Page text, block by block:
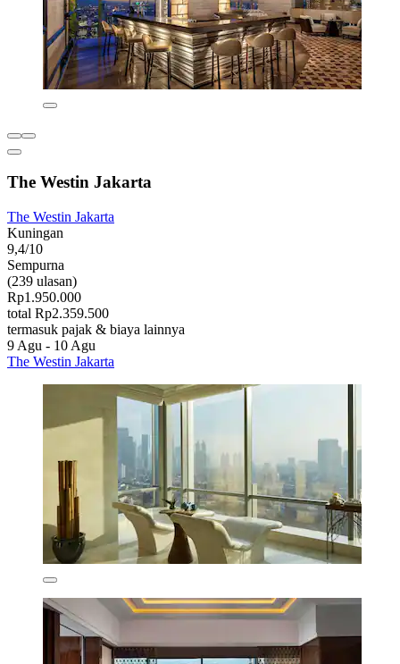
The Westin Jakarta
The Westin Jakarta
Kuningan
9,4/10
Sempurna
(239 ulasan)
Rp1.950.000
total Rp2.359.500
termasuk pajak & biaya lainnya
9 Agu - 10 Agu
The Westin Jakarta